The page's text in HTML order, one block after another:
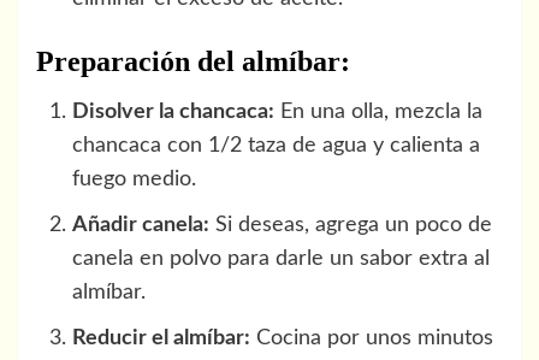
Preparación del almíbar:
Disolver la chancaca: En una olla, mezcla la
chancaca con 1/2 taza de agua y calienta a
fuego medio.
Añadir canela: Si deseas, agrega un poco de
canela en polvo para darle un sabor extra al
almíbar.
Reducir el almíbar: Cocina por unos minutos